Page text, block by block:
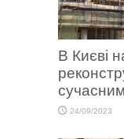
В Києві
24/09/2023